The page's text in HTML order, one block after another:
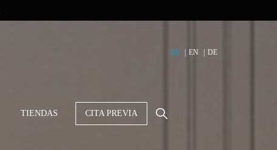
ES EN DE
TIENDAS CITA PREVIA